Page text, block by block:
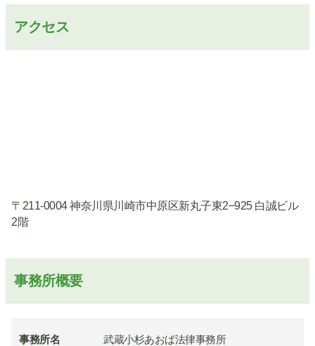
アクセス
〒211-0004 神奈川県川崎市中原区新丸子東2−925 白誠ビル
2階
事務所概要
事務所名 武蔵小杉あおば法律事務所